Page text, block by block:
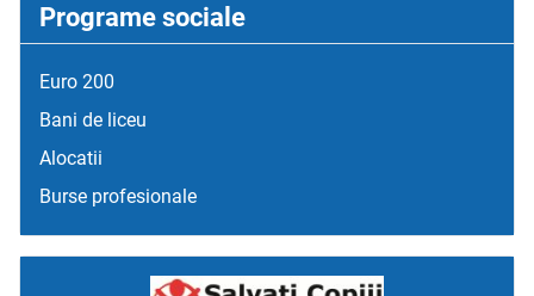
Programe sociale
Euro 200
Bani de liceu
Alocatii
Burse profesionale